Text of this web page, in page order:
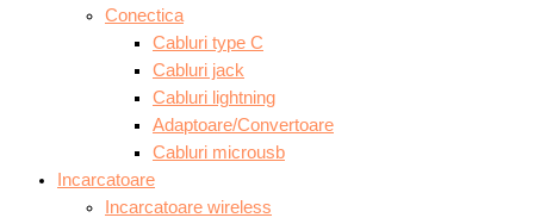
Conectica
Cabluri type C
Cabluri jack
Cabluri lightning
Adaptoare/Convertoare
Cabluri microusb
Incarcatoare
Incarcatoare wireless